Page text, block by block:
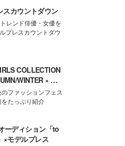
スカウントダウン
レンド俳優・女優を
プレスカウントダウ
COLLECTION
WINTER × モ
ファッションフェス
をたっぷり紹介
ーディション「to
×モデルプレス